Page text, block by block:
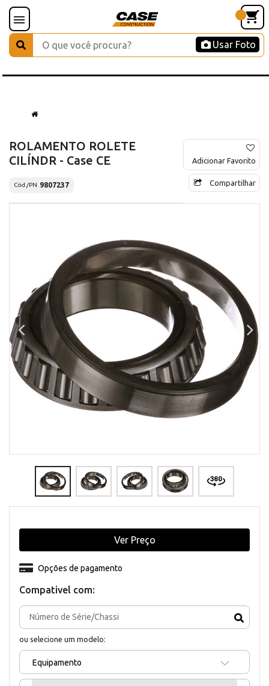
Usar Foto
ROLAMENTO ROLETE
CILÍNDR - Case CE
Cód./PN 9807237
Adicionar Favorito
Compartilhar
Compativel com:
ou selecione um modelo:
Equipamento
Opções de pagamento
Ver Preço